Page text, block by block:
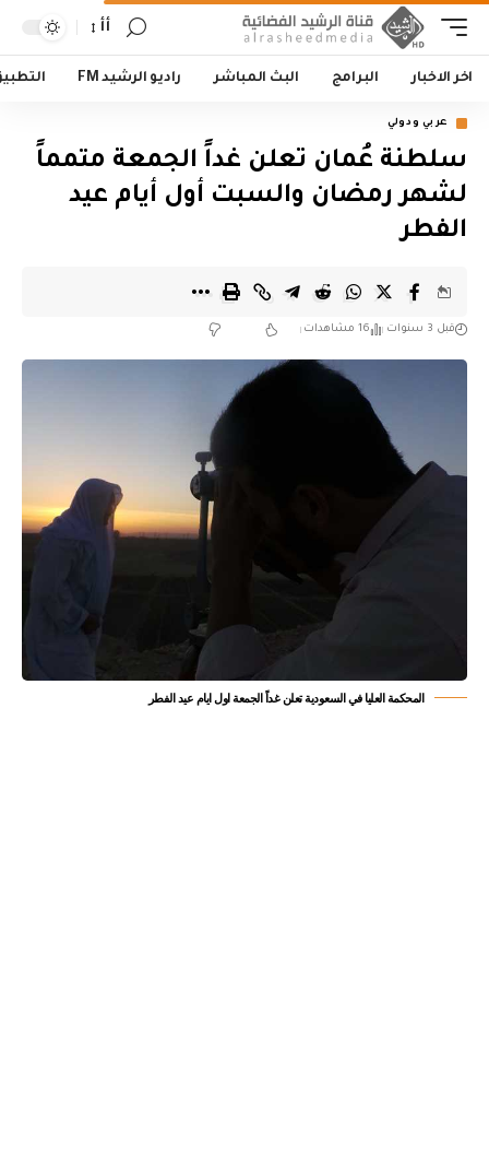
أأ
اخر الاخبار البرامج البث المباشر راديو الرشيد FM
عربي ودولي
سلطنة عُمان تعلن غداً الجمعة متمماً
لشهر رمضان والسبت أول أيام عيد
الفطر
قبل 3 سنوات 16 مشاهدات
المحكمة العليا في السعودية تعلن غداً الجمعة اول ايام عيد الفطر